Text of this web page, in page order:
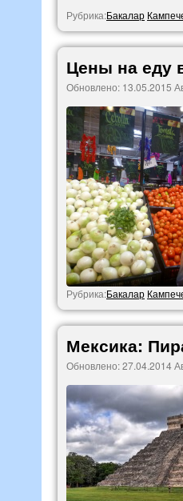
Рубрика:Бакалар
Цены на еду
Обновлено: 13.05.2015
Рубрика:Бакалар
Мексика:
Обновлено:27.04.2014